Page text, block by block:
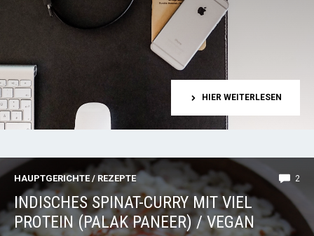
HIER WEITERLESEN
HAUPTGERICHTE/ REZEPTE 2
INDISCHES SPINAT-CURRY MIT VIEL
PROTEIN (PALAK PANEER) / VEGAN